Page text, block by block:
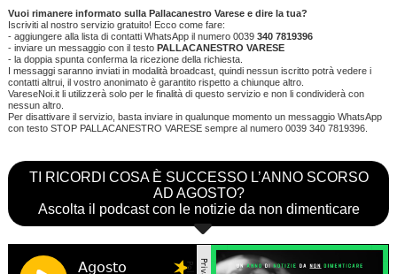
Vuoi rimanere informato sulla Pallacanestro Varese e dire la tua?
Iscriviti al nostro servizio gratuito! Ecco come fare:
- aggiungere alla lista di contatti WhatsApp il numero 0039 340 7819396
- inviare un messaggio con il testo PALLACANESTRO VARESE
- la doppia spunta conferma la ricezione della richiesta.
I messaggi saranno inviati in modalità broadcast, quindi nessun iscritto potrà vedere i
contatti altrui, il vostro anonimato è garantito rispetto a chiunque altro.
VareseNoi.it li utilizzerà solo per le finalità di questo servizio e non li condividerà con
nessun altro.
Per disattivare il servizio, basta inviare in qualunque momento un messaggio WhatsApp
con testo STOP PALLACANESTRO VARESE sempre al numero 0039 340 7819396.
TI RICORDI COSA È SUCCESSO L’ANNO SCORSO
AD AGOSTO?
Ascolta il podcast con le notizie da non dimenticare